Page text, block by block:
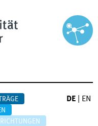
DE EN